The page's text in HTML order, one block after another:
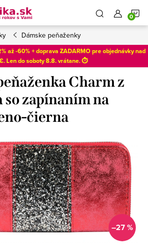
Dámske peňaženky
až -60% + doprava ZADARMO pre objednávky nad
Len dosoboty 8.8. vrátane. ⏱️
Charm z
so zapínaním na
čierna
–27 %